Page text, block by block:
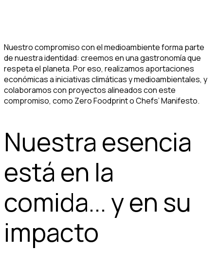
Nuestro compromiso con el medioambiente forma parte
de nuestra identidad: creemos en una gastronomía que
respeta el planeta. Por eso, realizamos aportaciones
económicas a iniciativas climáticas y medioambientales, y
colaboramos con proyectos alineados con este
compromiso, como Zero Foodprint o Chefs’ Manifesto.
Nuestra esencia
está en la
comida... y en su
impacto